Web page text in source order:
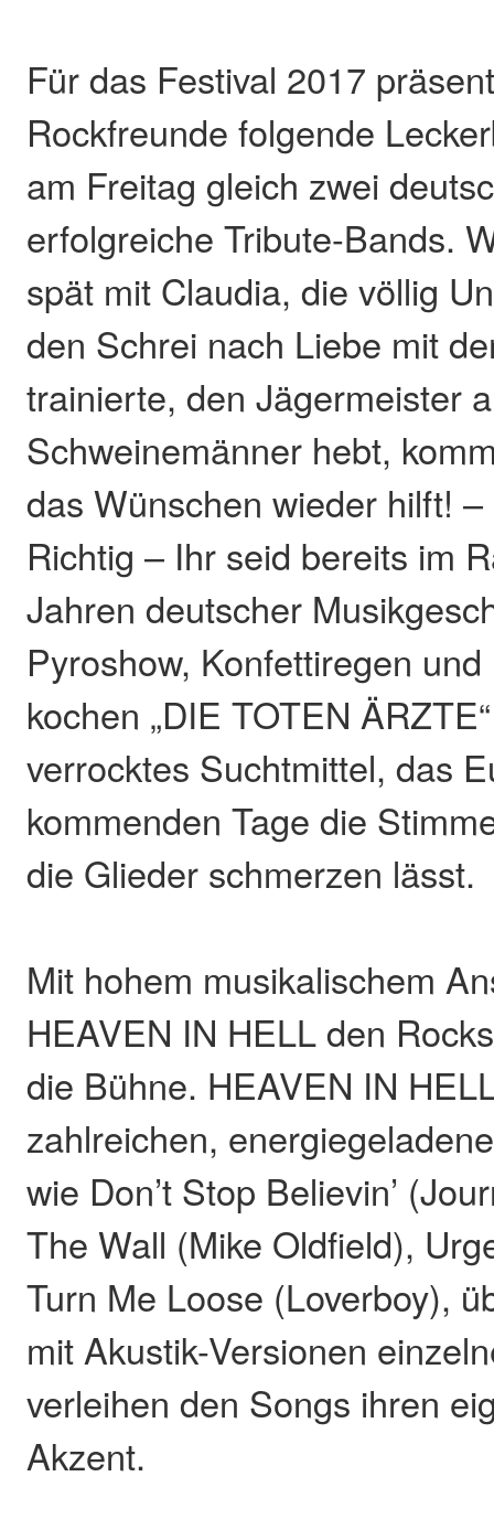
Für das Festival 2017
Rockfreunde folgende
am Freitag gleich zwei
erfolgreiche Tribute-Bands.
spät mit Claudia, die völlig
den Schrei nach Liebe mit
trainierte, den Jägermeister
Schweinemänner hebt,
das Wünschen wieder hilft!
Richtig – Ihr seid bereits im
Jahren deutscher
Pyroshow, Konfettiregen
kochen „DIE TOTEN
verrocktes Suchtmittel, das
kommenden Tage die
die Glieder schmerzen lässt.
Mit hohem musikalischem
HEAVEN IN HELL den
die Bühne. HEAVEN IN
zahlreichen,
wie Don’t Stop Believin’
The Wall (Mike Oldfield),
Turn Me Loose (Loverboy),
mit Akustik-Versionen
verleihen den Songs ihren
Akzent.